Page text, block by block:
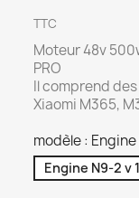
TTC
Moteur 48v
PRO
Il comprend
Xiaomi M365,
modèle : Engine
Engine N9-2 v